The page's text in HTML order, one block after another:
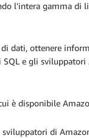
l'intera gamma di
dati, ottenere
e gli
è disponibile
di